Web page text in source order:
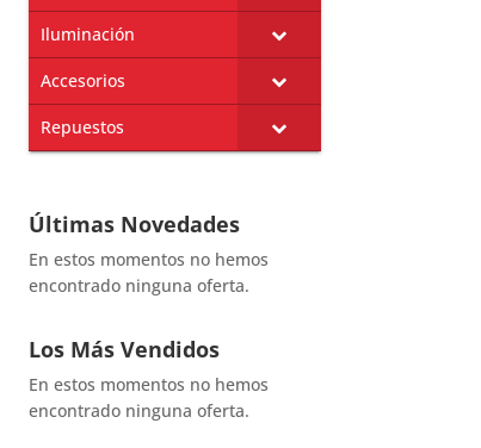
Iluminación
Accesorios
Repuestos
Últimas Novedades
En estos momentos no hemos
encontrado ninguna oferta.
Los Más Vendidos
En estos momentos no hemos
encontrado ninguna oferta.